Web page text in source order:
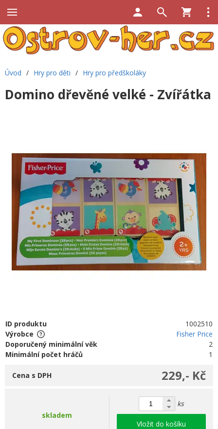
Úvod / Hry pro děti / Hry pro předškoláky
Domino dřevěné velké - Zvířátka
ID produktu
1002510
Výrobce
Fisher Price
Doporučený minimální věk
2
Minimální počet hráčů
1
229,- Kč
Cena s DPH
skladem
ks
Vložit do košíku